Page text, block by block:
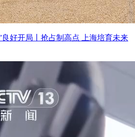
良好开局丨抢占制高点 上海培育未来